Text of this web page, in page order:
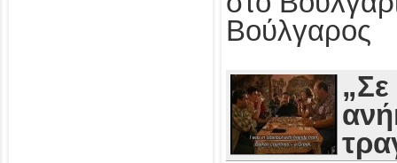
Βούλγαρος